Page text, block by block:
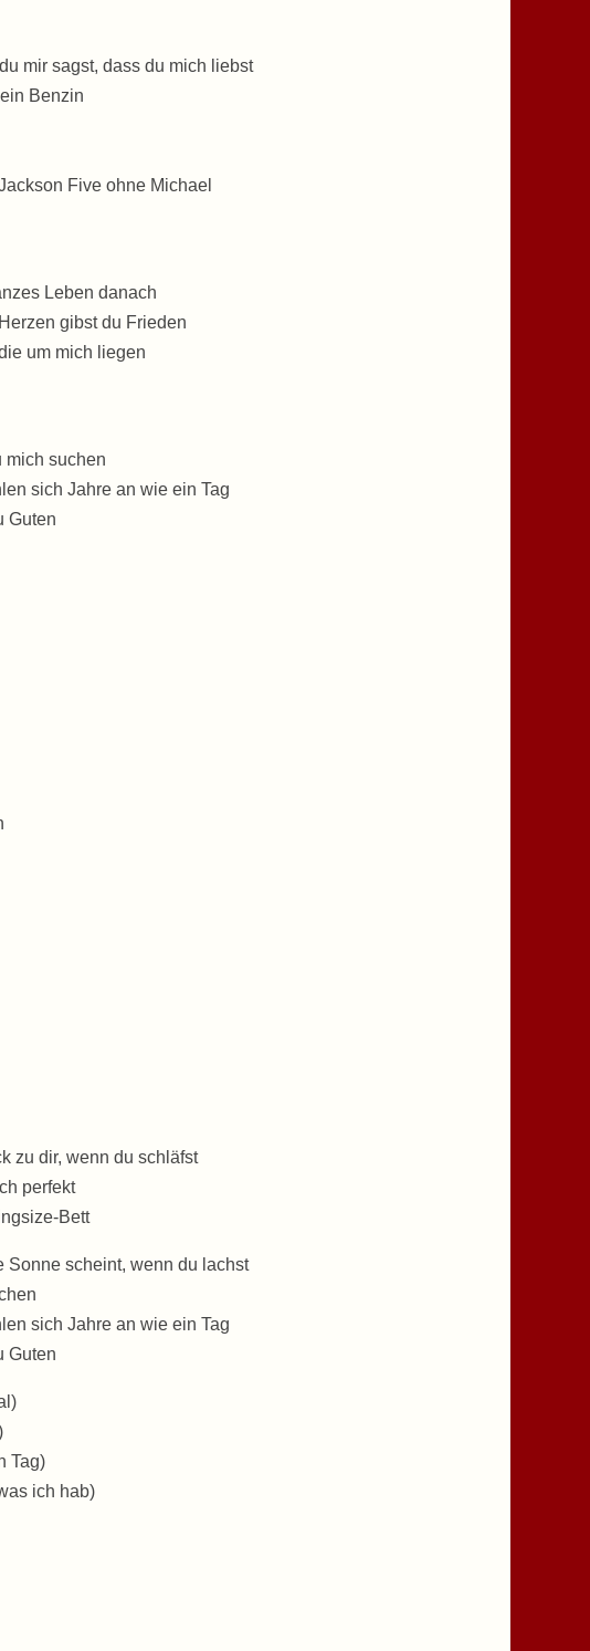
mir sagst, dass du mich liebst
Benzin
Five ohne Michael
Leben danach
gibst du Frieden
um mich liegen
mich suchen
sich Jahre an wie ein Tag
Guten
zu dir, wenn du schläfst
perfekt
Bett
Sonne scheint, wenn du lachst
sich Jahre an wie ein Tag
Guten
Tag)
ich hab)